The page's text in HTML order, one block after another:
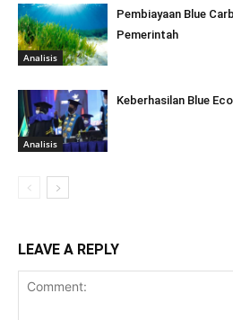
Analisis
Pembiayaan Blue
Pemerintah
Analisis
Keberhasilan Blue
LEAVE A REPLY